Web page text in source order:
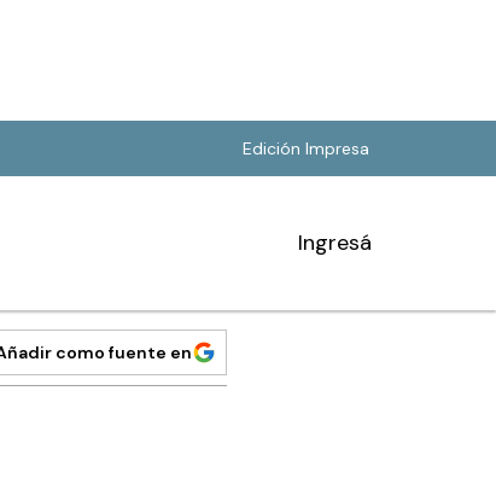
Edición Impresa
Ingresá
como fuente en